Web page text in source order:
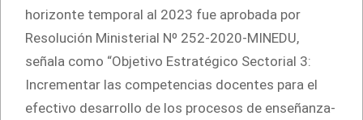
horizonte temporal al 2023 fue aprobada por
Resolución Ministerial Nº 252-2020-MINEDU,
señala como “Objetivo Estratégico Sectorial 3:
Incrementar las competencias docentes para el
efectivo desarrollo de los procesos de enseñanza-